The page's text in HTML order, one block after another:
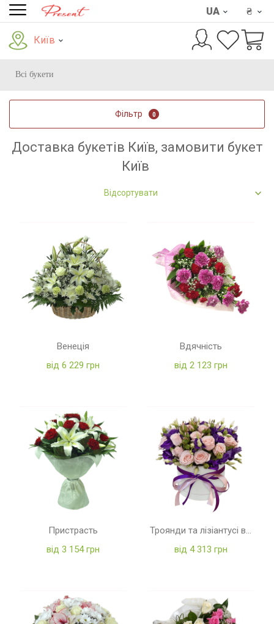
UA ₴
Київ
Всі букети
Фільтр 0
Доставка букетів Київ, замовити букет
Київ
Відсортувати
Венеція
від 6 229 грн
Вдячність
від 2 123 грн
Пристрасть
від 3 154 грн
Троянди та лізіантусі в коробці
від 4 313 грн